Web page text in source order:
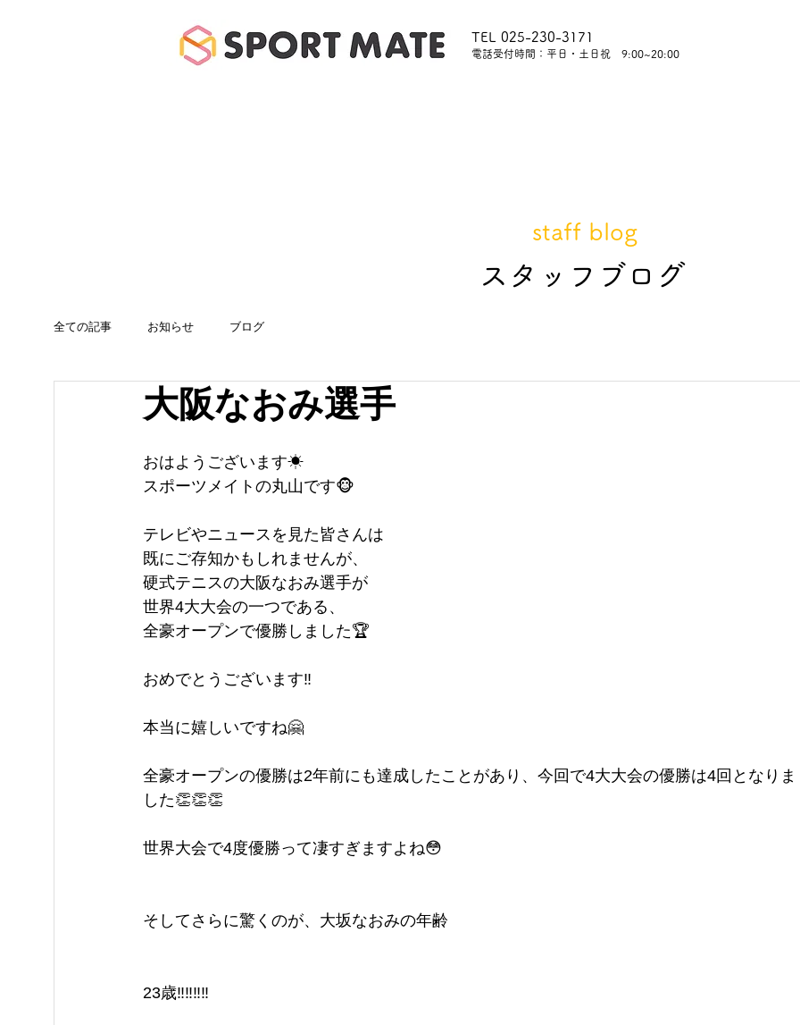
TEL 025-230-3171
​電話受付時間：平日・土日祝 9:00~20:00
全ての記事 お知らせ ブログ
大阪なおみ選手
おはようございます☀
スポーツメイトの丸山です🐵
テレビやニュースを見た皆さんは
既にご存知かもしれませんが、
硬式テニスの大阪なおみ選手が
世界4大大会の一つである、
全豪オープンで優勝しました🏆
おめでとうございます‼️
本当に嬉しいですね🤗
全豪オープンの優勝は2年前にも達成したことがあり、今回で4大大会の優勝は4回となりま
した👏👏👏
世界大会で4度優勝って凄すぎますよね😳
そしてさらに驚くのが、大坂なおみの年齢
23歳‼️‼️‼️‼️
​スタッフブログ
staff blog